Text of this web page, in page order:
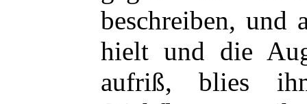
beschreiben, und
hielt und die
aufriß, blies